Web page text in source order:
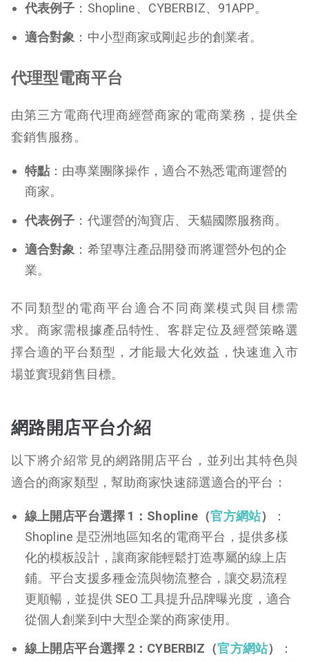
代表例子 ：Shopline、CYBERBIZ、91APP。
適合對象 ：中小型商家或剛起步的創業者。
代理型電商平台
由第三方電商代理商經營商家的電商業務，提供全
套銷售服務。
特點 ：由專業團隊操作，適合不熟悉電商運營的
商家。
代表例子 ：代運營的淘寶店、天貓國際服務商。
適合對象 ：希望專注產品開發而將運營外包的企
業。
不同類型的電商平台適合不同商業模式與目標需
求。商家需根據產品特性、客群定位及經營策略選
擇合適的平台類型，才能最大化效益，快速進入市
場並實現銷售目標。
網路開店平台介紹
以下將介紹常見的網路開店平台，並列出其特色與
適合的商家類型，幫助商家快速篩選適合的平台：
線上開店平台選擇 1：Shopline（官方網站）
：
Shopline 是亞洲地區知名的電商平台，提供多樣
化的模板設計，讓商家能輕鬆打造專屬的線上店
鋪。平台支援多種金流與物流整合，讓交易流程
更順暢，並提供 SEO 工具提升品牌曝光度，適合
從個人創業到中大型企業的商家使用。
線上開店平台選擇 2：CYBERBIZ（官方網站）
：